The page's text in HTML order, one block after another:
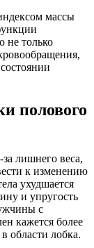
массы
не только
полового
лишнего веса,
к изменению
ухудшается
и упругость
с
кажется более
области лобка.